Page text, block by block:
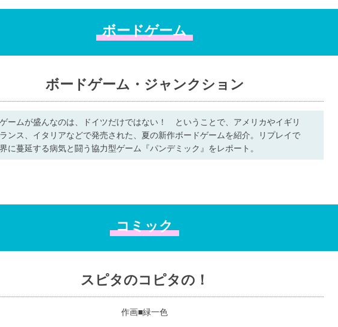
ボードゲーム
ボードゲーム・ジャンクション
ームが盛んなのは、ドイツだけではない！ ということで、アメリカやイギリ
ンス、イタリアなどで発売された、夏の新作ボードゲームを紹介。リプレイで
に蔓延する病気と闘う協力型ゲーム『パンデミック』をレポート。
コミック
スピタのコピタの！
作画■緑一色